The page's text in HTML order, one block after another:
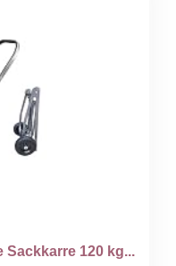
Sackkarre 120 kg...